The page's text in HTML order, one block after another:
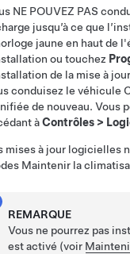
NE POUVEZ PAS
jusqu’à ce que
jaune en haut de
ou touchez
de la mise à
conduisez le véhicule
de nouveau. Vous
àContrôles >
mises à jour logicielles
Maintenir la
REMARQUE
Vous ne pourrez pas
est activé (voir